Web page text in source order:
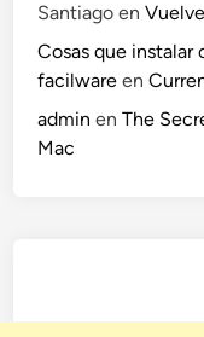
Santiago en
Cosas que instalar
facilware en
admin enThe
Mac